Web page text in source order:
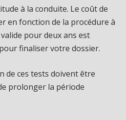
à la conduite. Le coût de
en fonction de la procédure à
pour deux ans est
finaliser votre dossier.
de ces tests doivent être
prolonger la période